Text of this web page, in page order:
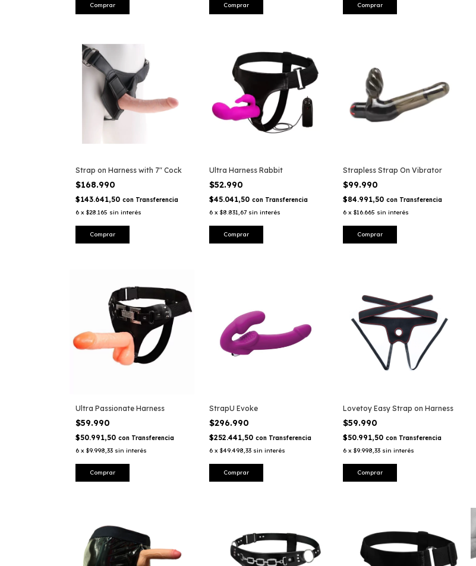
Strap on Harness with 7" Cock
$168.990
$143.641,50 con Transferencia
6 x $28.165 sin interés
Ultra Harness Rabbit
$52.990
$45.041,50 con Transferencia
6 x $8.831,67 sin interés
Strapless Strap On Vibrator
$99.990
$84.991,50 con Transferencia
6 x $16.665 sin interés
Ultra Passionate Harness
$59.990
$50.991,50 con Transferencia
6 x $9.998,33 sin interés
StrapU Evoke
$296.990
$252.441,50 con Transferencia
6 x $49.498,33 sin interés
Lovetoy Easy Strap on Harness
$59.990
$50.991,50 con Transferencia
6 x $9.998,33 sin interés